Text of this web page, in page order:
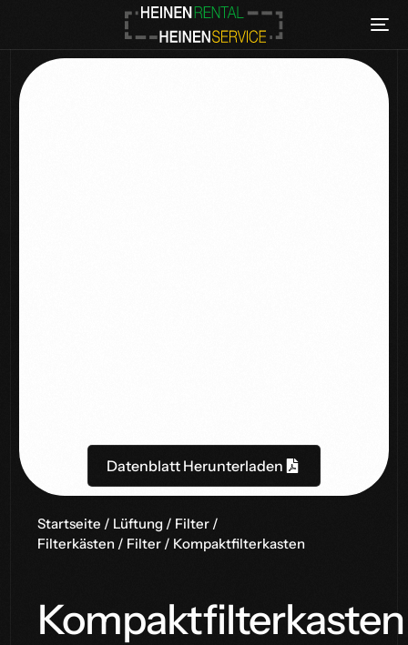
Datenblatt Herunterladen
Startseite / Lüftung / Filter /
Filterkästen / Filter/ Kompaktfilterkasten
Kompaktfilterkasten